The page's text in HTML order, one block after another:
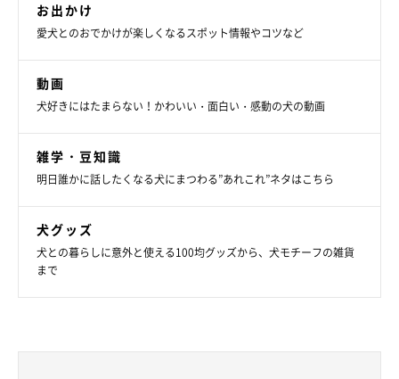
モッシュくんは、パパさんのことが大好き♡
いじけた姿も、大きな体で飼い主さんに思いっきり甘える姿も可
飼い主さんご家族は食事中だったそうで…モッシュくんは誰にも
かまってもらえず、拗ねてしまったのだといいます。
「私たちの食事中は、『モッシュにかまわない』がルールです。
お出かけ
愛犬とのおでかけが楽しくなるスポット情報やコツなど
動画
犬好きにはたまらない！かわいい・面白い・感動の犬の動画
雑学・豆知識
明日誰かに話したくなる犬にまつわる”あれこれ”ネタはこちら
犬グッズ
犬との暮らしに意外と使える100均グッズから、犬モチーフの雑貨
まで